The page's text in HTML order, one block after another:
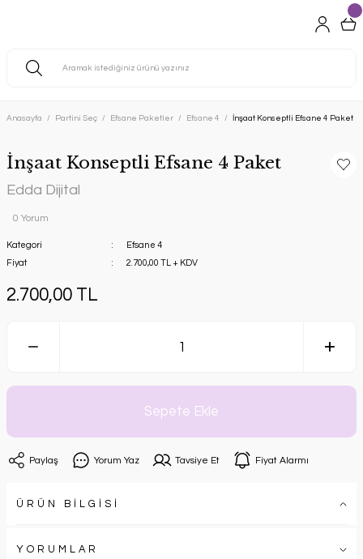
Anasayfa Partini Seç Efsane Paketler Efsane 4 İnşaat Konseptli Efsane 4 Paket
İnşaat Konseptli Efsane 4 Paket
Edda Dijital
0 Yorum
Kategori
Efsane 4
Fiyat
2.700,00 TL + KDV
2.700,00 TL
Sepete Ekle
Paylaş Yorum Yaz Tavsiye Et Fiyat Alarmı
ÜRÜN BİLGİSİ
YORUMLAR